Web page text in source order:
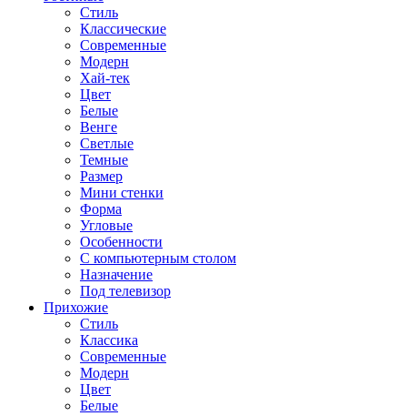
Стиль
Классические
Современные
Модерн
Хай-тек
Цвет
Белые
Венге
Светлые
Темные
Размер
Мини стенки
Форма
Угловые
Особенности
С компьютерным столом
Назначение
Под телевизор
Прихожие
Стиль
Классика
Современные
Модерн
Цвет
Белые